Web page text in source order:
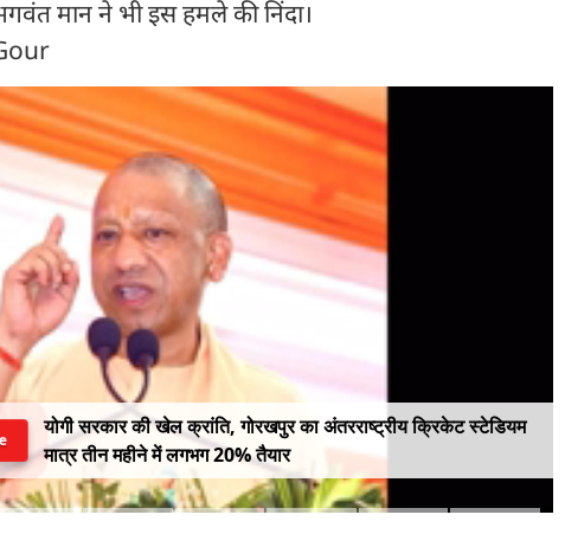
मान ने भी इस हमले की निंदा।
योगी सरकार की खेल क्रांति, गोरखपुर का अंतरराष्ट्रीय क्रिकेट स्टेडियम
मात्र तीन महीने में लगभग 20% तैयार